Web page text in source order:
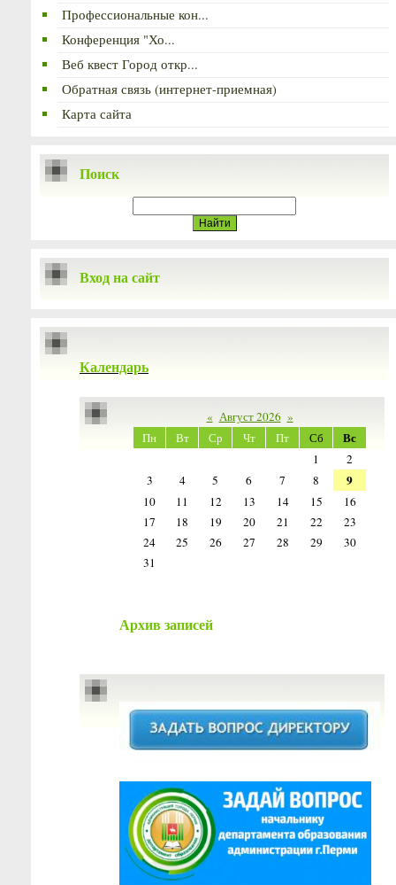
Профессиональные кон...
Конференция "Хо...
Веб квест Город откр...
Обратная связь (интернет-приемная)
Карта сайта
Поиск
Вход на сайт
Календарь
« Август 2026 »
Пн
Вт Ср Чт Пт Сб Вс
1
2
3
4 5 6 7 8 9
10 11 12 13 14 15
16
17
18 19 20 21 22
23
24
25 26 27 28 29
30
31
Архив записей